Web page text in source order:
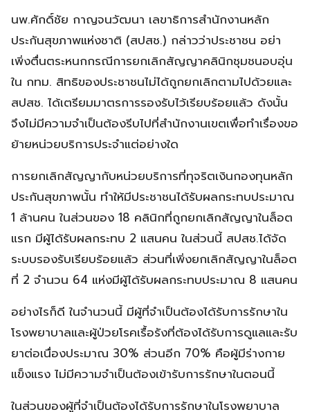
นพ.ศักดิ์ชัย กาญจนวัฒนา เลขาธิการสำนักงานหลัก
ประกันสุขภาพแห่งชาติ (สปสช.) กล่าวว่าประชาชน อย่า
เพิ่งตื่นตระหนกกรณีการยกเลิกสัญญาคลินิกชุมชนอบอุ่น
ใน กทม. สิทธิของประชาชนไม่ได้ถูกยกเลิกตามไปด้วยและ
สปสช. ได้เตรียมมาตรการรองรับไว้เรียบร้อยแล้ว ดังนั้น
จึงไม่มีความจำเป็นต้องรีบไปที่สำนักงานเขตเพื่อทำเรื่องขอ
ย้ายหน่วยบริการประจำแต่อย่างใด
การยกเลิกสัญญากับหน่วยบริการที่ทุจริตเงินกองทุนหลัก
ประกันสุขภาพนั้น ทำให้มีประชาชนได้รับผลกระทบประมาณ
1 ล้านคน ในส่วนของ 18 คลินิกที่ถูกยกเลิกสัญญาในล็อต
แรก มีผู้ได้รับผลกระทบ 2 แสนคน ในส่วนนี้ สปสช.ได้จัด
ระบบรองรับเรียบร้อยแล้ว ส่วนที่เพิ่งยกเลิกสัญญาในล็อต
ที่ 2 จำนวน 64 แห่งมีผู้ได้รับผลกระทบประมาณ 8 แสนคน
อย่างไรก็ดี ในจำนวนนี้ มีผู้ที่จำเป็นต้องได้รับการรักษาใน
โรงพยาบาลและผู้ป่วยโรคเรื้อรังที่ต้องได้รับการดูแลและรับ
ยาต่อเนื่องประมาณ 30% ส่วนอีก 70% คือผู้มีร่างกาย
แข็งแรง ไม่มีความจำเป็นต้องเข้ารับการรักษาในตอนนี้
ในส่วนของผู้ที่จำเป็นต้องได้รับการรักษาในโรงพยาบาล